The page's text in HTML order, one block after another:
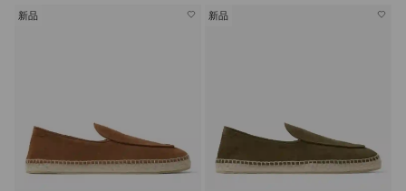
新品 新品